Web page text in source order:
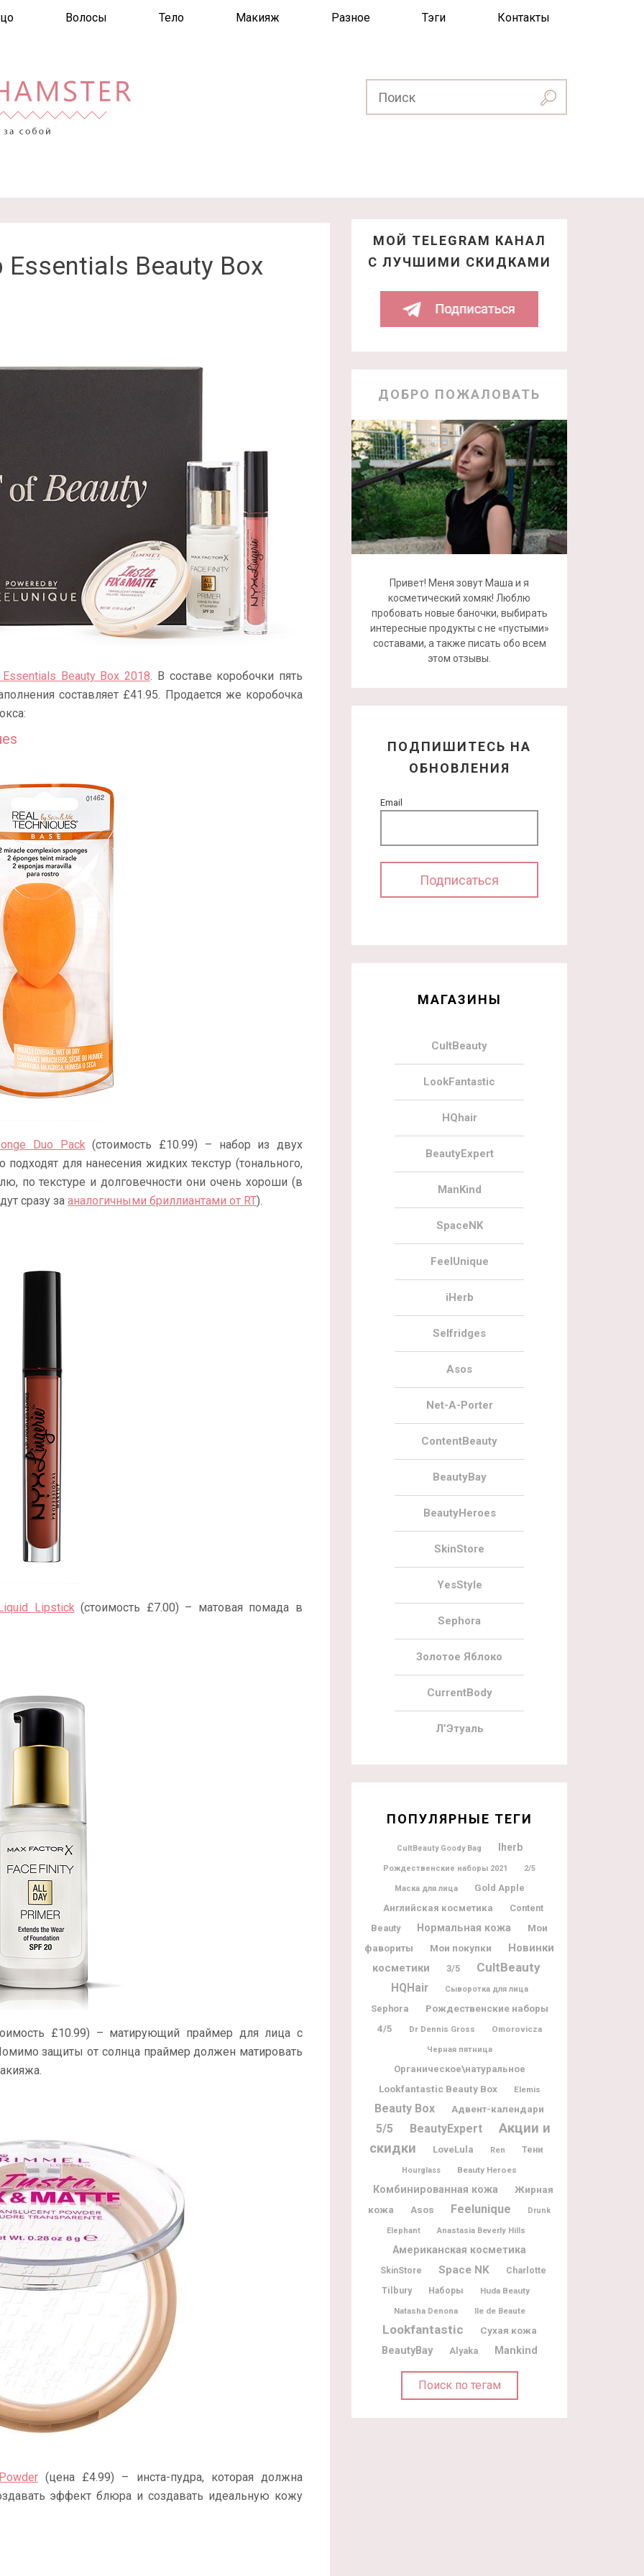
Волосы Тело Макияж Разное Тэги Контакты
Essentials Beauty Box
Beauty Box 2018. В составе коробочки пять
составляет £41.95. Продается же коробочка
Duo Pack (стоимость £10.99) – набор из двух
для нанесения жидких текстур (тонального,
по текстуре и долговечности они очень хороши (в
сразу за аналогичными бриллиантами от RT).
Lipstick (стоимость £7.00) – матовая помада в
£10.99) – матирующий праймер для лица с
защиты от солнца праймер должен матировать
(цена £4.99) – инста-пудра, которая должна
эффект блюра и создавать идеальную кожу
МОЙ TELEGRAM КАНАЛ
С ЛУЧШИМИ СКИДКАМИ
ДОБРО ПОЖАЛОВАТЬ
Привет! Меня зовут Маша и я
косметический хомяк! Люблю
пробовать новые баночки, выбирать
интересные продукты с не «пустыми»
составами, а также писать обо всем
этом отзывы.
ПОДПИШИТЕСЬ НА
ОБНОВЛЕНИЯ
Email
МАГАЗИНЫ
CultBeauty
LookFantastic
HQhair
BeautyExpert
ManKind
SpaceNK
FeelUnique
iHerb
Selfridges
Asos
Net-A-Porter
ContentBeauty
BeautyBay
BeautyHeroes
SkinStore
YesStyle
Sephora
Золотое Яблоко
CurrentBody
Л’Этуаль
ПОПУЛЯРНЫЕ ТЕГИ
CultBeauty Goody Bag Iherb
Рождественские наборы 2021 2/5
Маска для лица
Gold Apple
Английская косметика
Content
Beauty
Нормальная кожа
Мои
фавориты
Мои покупки
Новинки
косметики
3/5 CultBeauty
HQHair Сыворотка для лица
Sephora Рождественские наборы
4/5 Dr Dennis Gross Omorovicza
Черная пятница
Органическое\натуральное
Lookfantastic Beauty Box Elemis
Beauty Box Адвент-календари
5/5 BeautyExpert
Акции и
скидки
LoveLula Ren Тени
Hourglass Beauty Heroes
Комбинированная кожа
Жирная
кожа
Asos Feelunique Drunk
Elephant Anastasia Beverly Hills
Американская косметика
SkinStore Space NK
Charlotte
Tilbury
Наборы
Huda Beauty
Natasha Denona
Ile de Beaute
Lookfantastic Сухая кожа
BeautyBay Alyaka Mankind
Поиск по тегам